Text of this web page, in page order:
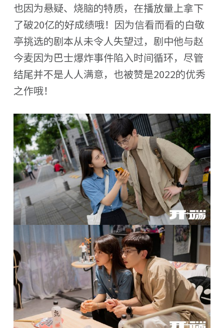
也因为悬疑、烧脑的特质，在播放量上拿下
了破20亿的好成绩哦！因为信看而看的白敬
亭挑选的剧本从未令人失望过，剧中他与赵
今麦因为巴士爆炸事件陷入时间循环，尽管
结尾并不是人人满意，也被赞是2022的优秀
之作哦！